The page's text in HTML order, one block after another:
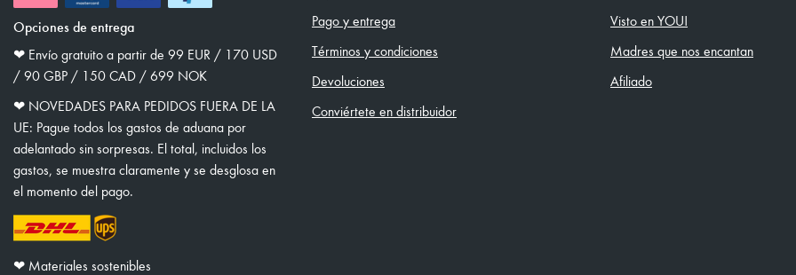
Opciones de entrega
❤︎ Envío gratuito a partir de 99 EUR / 170 USD
/ 90 GBP / 150 CAD / 699 NOK
❤︎ NOVEDADES PARA PEDIDOS FUERA DE LA
UE: Pague todos los gastos de aduana por
adelantado sin sorpresas. El total, incluidos los
gastos, se muestra claramente y se desglosa en
el momento del pago.
❤︎ Materiales sostenibles
Pago y entrega
Términos y condiciones
Devoluciones
Conviértete en distribuidor
Visto en YOU!
Madres que nos encantan
Afiliado